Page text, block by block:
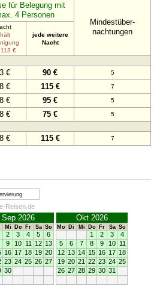
für Belegung mit
4 Personen
Mindestüber-
nachtungen
€
jede weitere
Nacht
€ 90 € 5
€ 115 € 7
€ 95 € 5
€ 75 € 5
€ 115 € 7
Reisen.de
Sep 2026
Mi Do Fr Sa So
2 3 4 5
6
9 10 11 12 13
16 17 18 19 20
23 24 25 26 27
30
Okt 2026
Mo Di Mi Do Fr Sa So
1 2 3
4
5
6 7 8 9 10 11
12 13 14 15 16 17 18
19 20 21 22 23 24 25
26 27 28 29 30 31